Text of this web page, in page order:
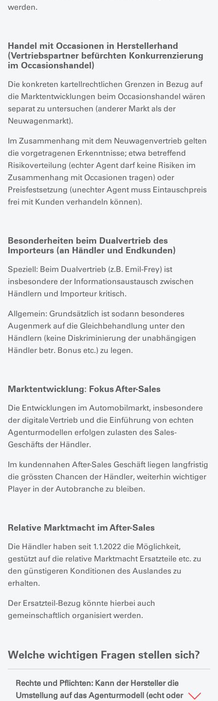
werden.
Handel mit Occasionen in Herstellerhand
(Vertriebspartner befürchten Konkurrenzierung
im Occasionshandel)
Die konkreten kartellrechtlichen Grenzen in Bezug auf
die Marktentwicklungen beim Occasionshandel wären
separat zu untersuchen (anderer Markt als der
Neuwagenmarkt).
Im Zusammenhang mit dem Neuwagenvertrieb gelten
die vorgetragenen Erkenntnisse; etwa betreffend
Risikoverteilung (echter Agent darf keine Risiken im
Zusammenhang mit Occasionen tragen) oder
Preisfestsetzung (unechter Agent muss Eintauschpreis
frei mit Kunden verhandeln können).
Besonderheiten beim Dualvertrieb des
Importeurs (an Händler und Endkunden)
Speziell: Beim Dualvertrieb (z.B. Emil-Frey) ist
insbesondere der Informationsaustausch zwischen
Händlern und Importeur kritisch.
Allgemein: Grundsätzlich ist sodann besonderes
Augenmerk auf die Gleichbehandlung unter den
Händlern (keine Diskriminierung der unabhängigen
Händler betr. Bonus etc.) zu legen.
Marktentwicklung: Fokus After-Sales
Die Entwicklungen im Automobilmarkt, insbesondere
der digitale Vertrieb und die Einführung von echten
Agenturmodellen erfolgen zulasten des Sales-
Geschäfts der Händler.
Im kundennahen After-Sales Geschäft liegen langfristig
die grössten Chancen der Händler, weiterhin wichtiger
Player in der Autobranche zu bleiben.
Relative Marktmacht im After-Sales
Die Händler haben seit 1.1.2022 die Möglichkeit,
gestützt auf die relative Marktmacht Ersatzteile etc. zu
den günstigeren Konditionen des Auslandes zu
erhalten.
Der Ersatzteil-Bezug könnte hierbei auch
gemeinschaftlich organisiert werden.
Welche wichtigen Fragen stellen sich?
Rechte und Pflichten: Kann der Hersteller die
Umstellung auf das Agenturmodell (echt oder